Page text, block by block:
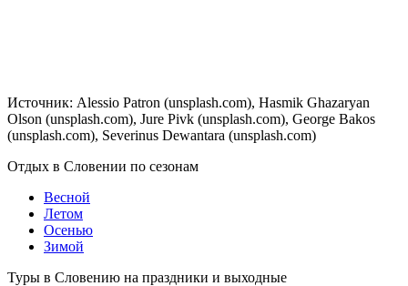
Источник: Alessio Patron (unsplash.com), Hasmik Ghazaryan
Olson (unsplash.com), Jure Pivk (unsplash.com), George Bakos
(unsplash.com), Severinus Dewantara (unsplash.com)
Отдых в Словении по сезонам
Весной
Летом
Осенью
Зимой
Туры в Словению на праздники и выходные